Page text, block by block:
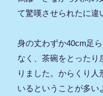
て驚嘆させられたに違
身の丈わずか40cm足
なく、茶碗をとったり
りました。からくり
いるということが多い